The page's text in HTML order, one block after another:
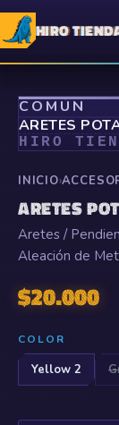
HIRO
COMÚN
ARETES
HIRO
INICIO›
ARETES
Aretes /
Aleación de
$20.000
COLOR
Yellow 2